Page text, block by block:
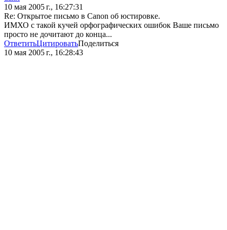
10 мая 2005 г., 16:27:31
Re: Открытое письмо в Canon об юстировке.
ИМХО с такой кучей орфографических ошибок Ваше письмо
просто не дочитают до конца...
ОтветитьЦитироватьПоделиться
10 мая 2005 г., 16:28:43